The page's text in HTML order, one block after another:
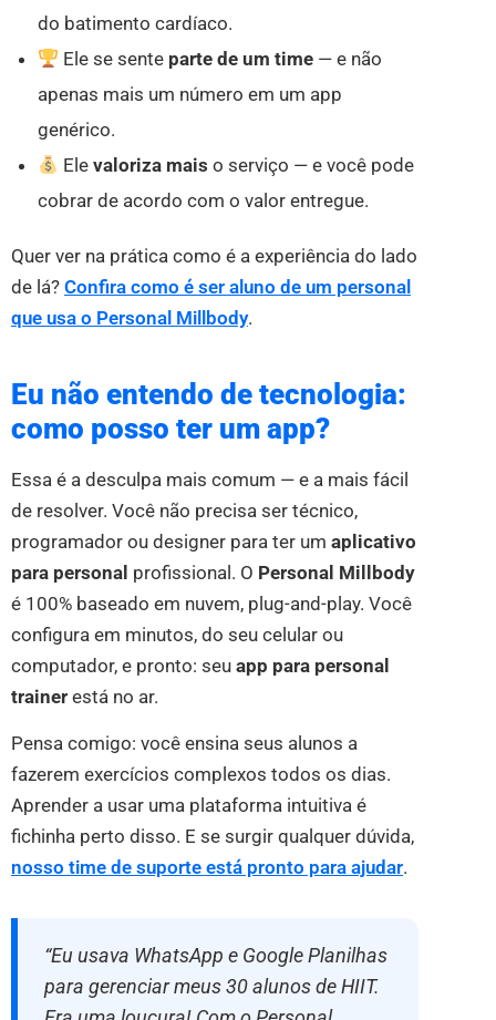
do batimento cardíaco.
Ele se sente parte de um time — e não
apenas mais um número em um app
genérico.
Elevaloriza mais o serviço — e você pode
cobrar de acordo com o valor entregue.
Quer ver na prática como é a experiência do lado
de lá? Confira como é ser aluno de um personal
que usa o Personal Millbody.
Eu não entendo de tecnologia:
como posso ter um app?
Essa é a desculpa mais comum — e a mais fácil
de resolver. Você não precisa ser técnico,
programador ou designer para ter um aplicativo
para personal profissional. O Personal Millbody
é 100% baseado em nuvem, plug-and-play. Você
configura em minutos, do seu celular ou
computador, e pronto: seu app para personal
trainer está no ar.
Pensa comigo: você ensina seus alunos a
fazerem exercícios complexos todos os dias.
Aprender a usar uma plataforma intuitiva é
fichinha perto disso. E se surgir qualquer dúvida,
nosso time de suporte está pronto para ajudar.
“Eu usava WhatsApp e Google Planilhas
para gerenciar meus 30 alunos de HIIT.